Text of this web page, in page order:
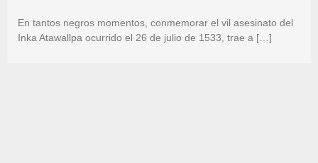
En tantos negros momentos, conmemorar el vil asesinato del
Inka Atawallpa ocurrido el 26 de julio de 1533, trae a […]